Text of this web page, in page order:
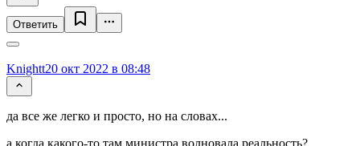
Ответить
Knightt20 окт 2022 в 08:48
да все же легко и просто, но на словах...
а когда какого-то там министра волновала реальность?